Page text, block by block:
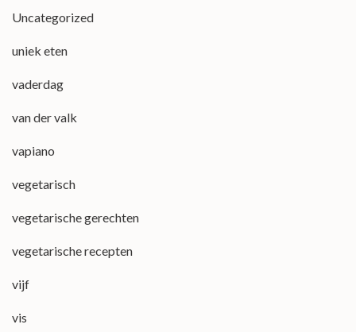
Uncategorized
uniek eten
vaderdag
van der valk
vapiano
vegetarisch
vegetarische gerechten
vegetarische recepten
vijf
vis